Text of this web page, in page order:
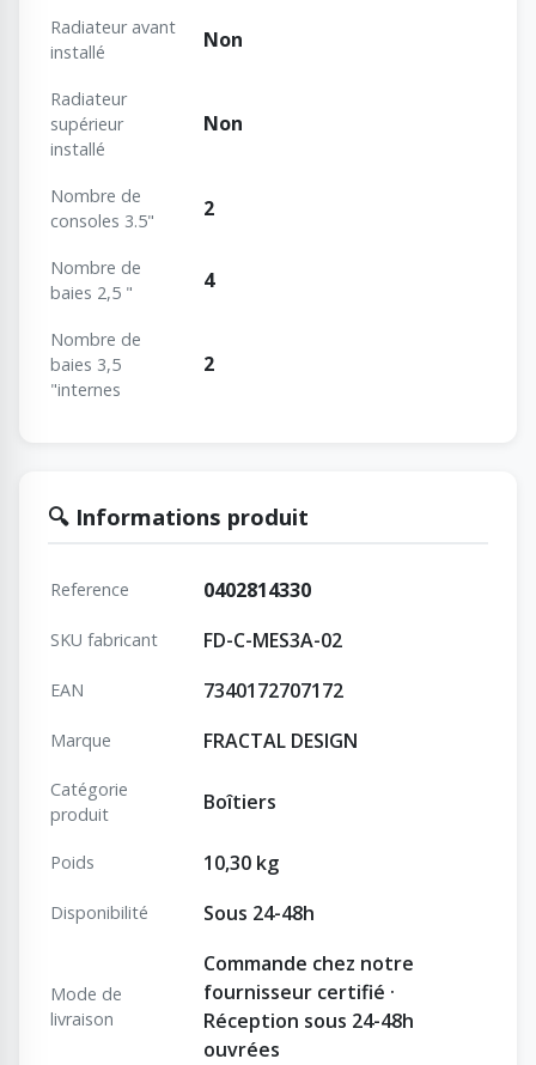
Radiateur avant
installé
Non
Radiateur
supérieur
installé
Non
Nombre de
consoles 3.5"
2
Nombre de
baies 2,5 "
4
Nombre de
baies 3,5
"internes
2
🔍 Informations produit
Reference 0402814330
SKU fabricant FD-C-MES3A-02
EAN 7340172707172
Marque FRACTAL DESIGN
Catégorie
produit
Boîtiers
Poids 10,30 kg
Disponibilité Sous 24-48h
Mode de
livraison
Commande chez notre
fournisseur certifié ·
Réception sous 24-48h
ouvrées